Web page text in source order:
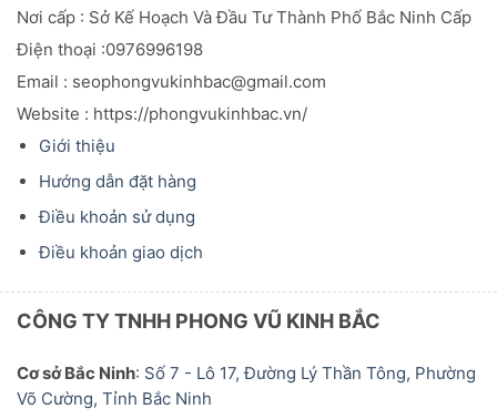
Nơi cấp : Sở Kế Hoạch Và Đầu TưThành Phố Bắc Ninh Cấp
Điện thoại :0976996198
Email : seophongvukinhbac@gmail.com
Website : https://phongvukinhbac.vn/
Giới thiệu
Hướng dẫn đặt hàng
Điều khoản sử dụng
Điều khoản giao dịch
CÔNG TY TNHH PHONG VŨ KINH BẮC
Cơ sở Bắc Ninh: Số 7 - Lô 17, Đường Lý Thần Tông, Phường
Võ Cường, Tỉnh Bắc Ninh